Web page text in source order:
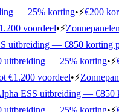
— 25% korting•⚡€200
voordeel•⚡
uitbreiding — €850 korting
uitbreiding — 25% korting•⚡
€1.200 voordeel•⚡
ESS uitbreiding — €850
uitbreiding — 25% korting•⚡